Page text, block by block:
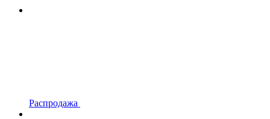
Распродажа